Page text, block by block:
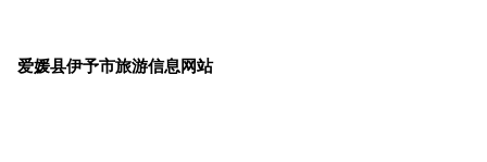
爱媛县伊予市旅游信息网站